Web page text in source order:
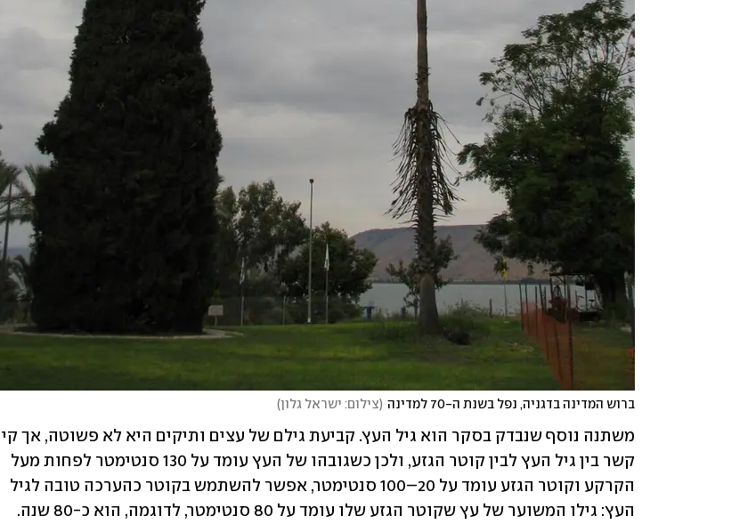
ברוש המדינה בדגניה, נפל בשנת ה-70 למדינה (צילום: ישראל גלון)
העץ: גילו המשוער של עץ שקוטר הגזע שלו עומד על 80 סנטימטר, לדוגמה, הוא כ-80 שנה.